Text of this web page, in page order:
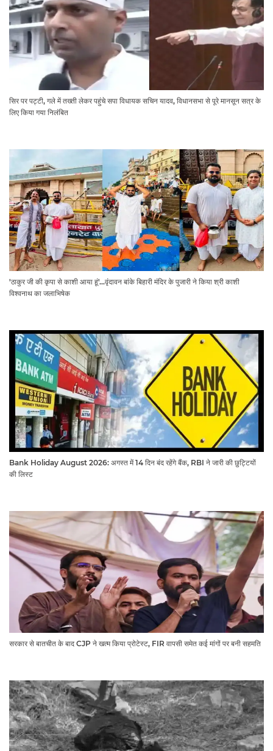
सिर पर पट्टी, गले में तख्ती लेकर पहुंचे सपा विधायक सचिन यादव, विधानसभा से पूरे मानसून सत्र के
लिए किया गया निलंबित
'ठाकुर जी की कृपा से काशी आया हूं'...वृंदावन बांके बिहारी मंदिर के पुजारी ने किया श्री काशी
विश्वनाथ का जलाभिषेक
Bank Holiday August 2026: अगस्त में 14 दिन बंद रहेंगे बैंक, RBI ने जारी की छुट्टियों
की लिस्ट​​​​​​​
सरकार से बातचीत के बाद CJP ने खत्म किया प्रोटेस्ट, FIR वापसी समेत कई मांगों पर बनी सहमति